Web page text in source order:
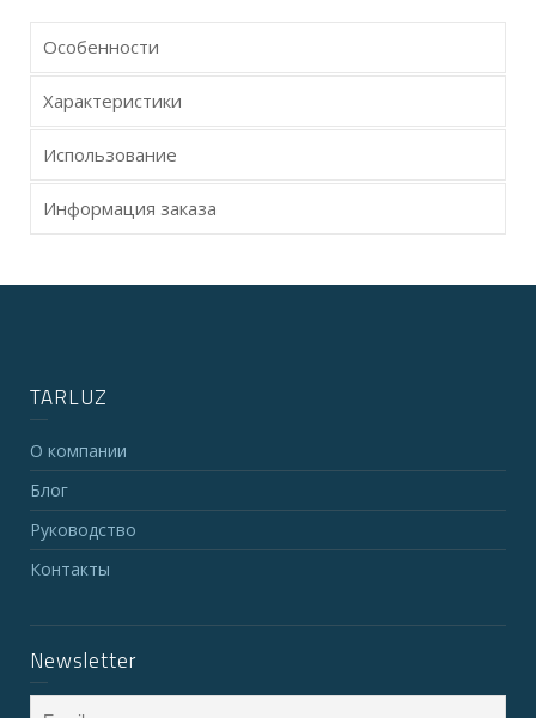
Особенности
Характеристики
Использование
Информация заказа
TARLUZ
О компании
Блог
Руководство
Контакты
Newsletter